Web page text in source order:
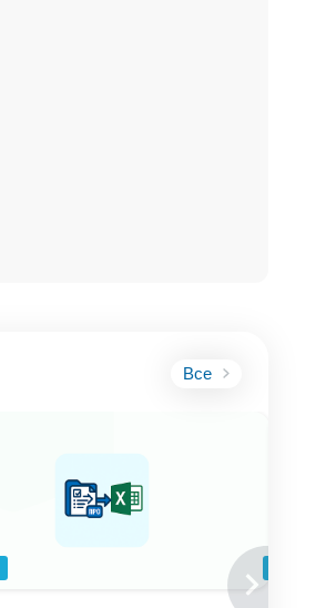
Все